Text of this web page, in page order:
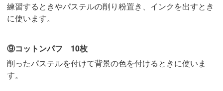
練習するときやパステルの削り粉置き、インクを出すとき
に使います。
⑨コットンパフ 10枚
削ったパステルを付けて背景の色を付けるときに使いま
す。